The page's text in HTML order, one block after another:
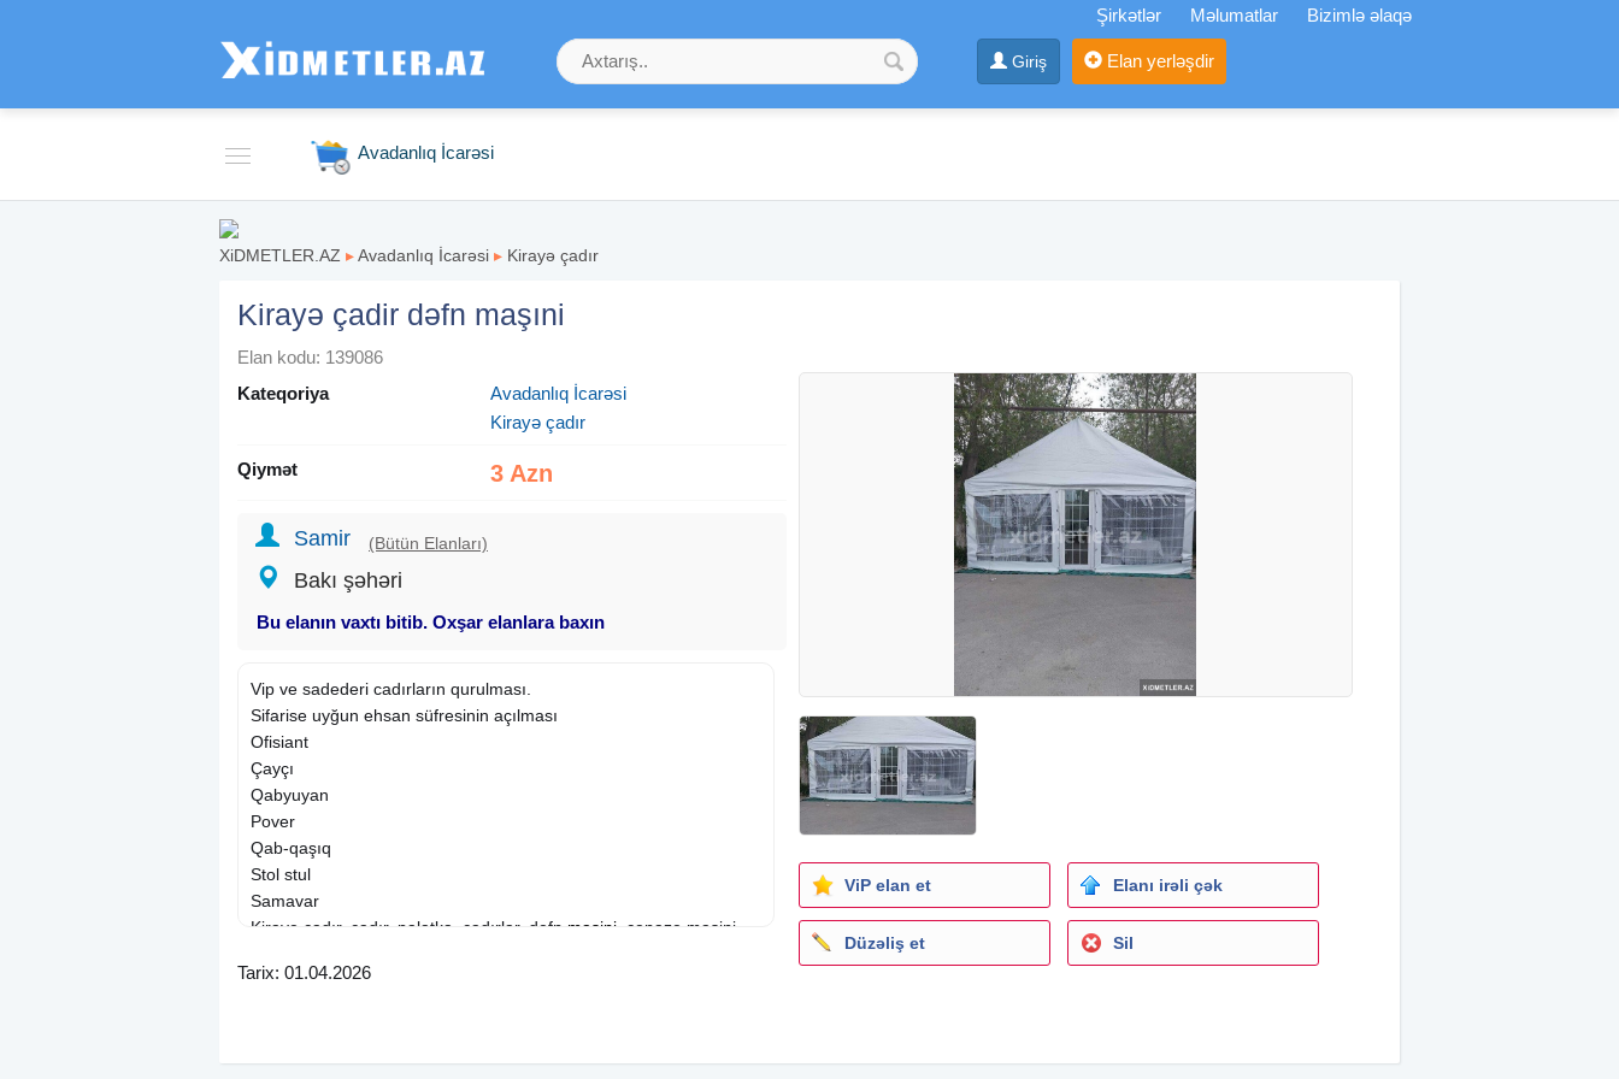
Şirkətlər Məlumatlar Bizimlə əlaqə
Giriş Elan yerləşdir
Avadanlıq İcarəsi
XiDMETLER.AZ ▸Avadanlıq İcarəsi ▸ Kirayə çadır
Kirayə çadir dəfn maşıni
Elan kodu: 139086
Kateqoriya
Avadanlıq İcarəsi
Kirayə çadır
Qiymət 3 Azn
Samir (Bütün Elanları)
Bakı şəhəri
Bu elanın vaxtı bitib. Oxşar elanlara baxın
Vip ve sadederi cadırların qurulması.
Sifarise uyğun ehsan süfresinin açılması
Ofisiant
Çayçı
Qabyuyan
Pover
Qab-qaşıq
Stol stul
Samavar
Kiraye cadır, çadır, palatka, cadırlar, defn masini , cenaze masini,
palatka, cadırlar, magar,çadir icaresi,Kiraye cadır, çadır, palatka,
stul icaresi, qab, qab qasiq, qab qasiğ, qab kirayesi, qab icaresi,
Tarix: 01.04.2026
ViP elan et Elanı irəli çək
Düzəliş et Sil